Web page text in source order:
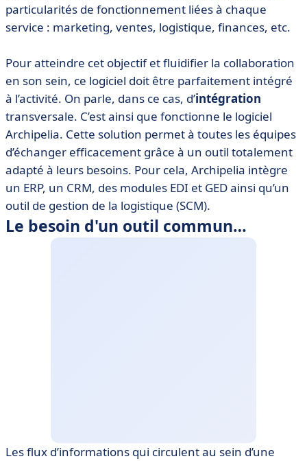
particularités de fonctionnement liées à chaque
service : marketing, ventes, logistique, finances, etc.
Pour atteindre cet objectif et fluidifier la collaboration
en son sein, ce logiciel doit être parfaitement intégré
à l’activité. On parle, dans ce cas, d’intégration
transversale. C’est ainsi que fonctionne le logiciel
Archipelia. Cette solution permet à toutes les équipes
d’échanger efficacement grâce à un outil totalement
adapté à leurs besoins. Pour cela, Archipelia intègre
un ERP, un CRM, des modules EDI et GED ainsi qu’un
outil de gestion de la logistique (SCM).
Le besoin d'un outil commun…
Les flux d’informations qui circulent au sein d’une